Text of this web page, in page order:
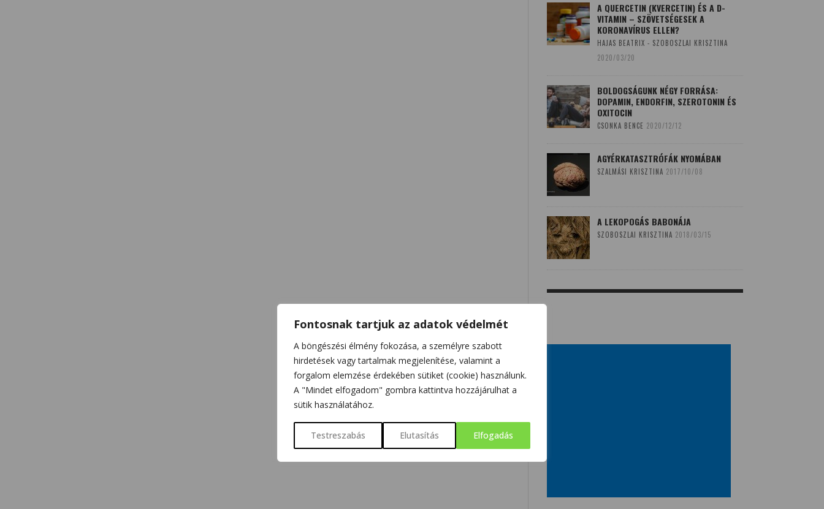
Fontosnak tartjuk az adatok védelmét
A böngészési élmény fokozása, a személyre szabott
hirdetések vagy tartalmak megjelenítése, valamint a
forgalom elemzése érdekében sütiket (cookie) használunk.
A "Mindet elfogadom" gombra kattintva hozzájárulhat a
sütik használatához.
Testreszabás Elutasítás Elfogadás
A QUERCETIN (KVERCETIN) ÉS A D-
VITAMIN – SZÖVETSÉGESEK A
KORONAVÍRUS ELLEN?
HAJAS BEATRIX - SZOBOSZLAI KRISZTINA
2020/03/20
BOLDOGSÁGUNK NÉGY FORRÁSA:
DOPAMIN, ENDORFIN, SZEROTONIN ÉS
OXITOCIN
CSONKA BENCE 2020/12/12
AGYÉRKATASZTRÓFÁK NYOMÁBAN
SZALMÁSI KRISZTINA 2017/10/08
A LEKOPOGÁS BABONÁJA
SZOBOSZLAI KRISZTINA 2018/03/15